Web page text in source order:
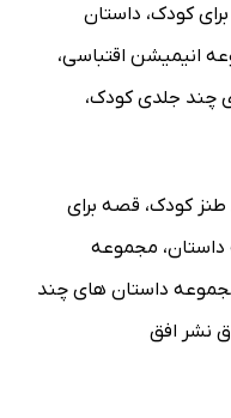
کودک، داستان
انیمیشن اقتباسی،
چند جلدی کودک،
طنز کودک، قصه برای
، مجموعه
داستان های چند
نشر افق